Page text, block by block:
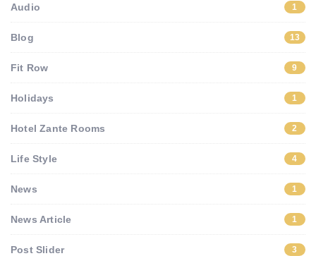
Audio 1
Blog 13
Fit Row 9
Holidays 1
Hotel Zante Rooms 2
Life Style 4
News 1
News Article 1
Post Slider 3